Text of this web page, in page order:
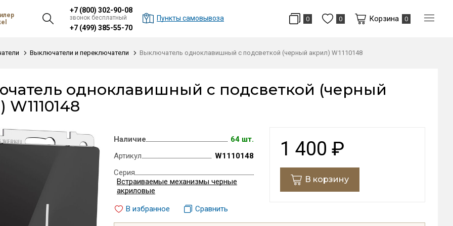
+7 (800) 302-90-08
звонок бесплатный
+7 (499) 385-55-70
Пункты самовывоза 0 0 Корзина 0
Выключатели и переключатели Выключатель одноклавишный с подсветкой (черный акрил) W1110148
одноклавишный с подсветкой (черный
W1110148
1 400 ₽
В корзину
Наличие
64 шт.
Артикул
W1110148
Серия
Встраиваемые механизмы черные
акриловые
В избранное
Сравнить